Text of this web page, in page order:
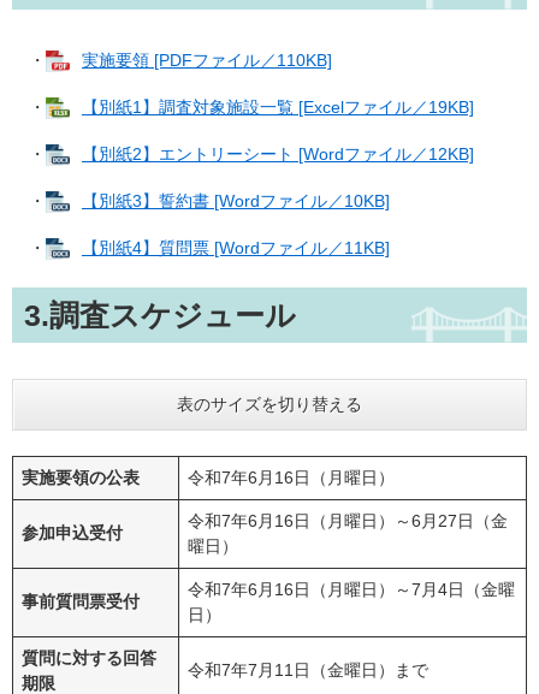
・ 実施要領 [PDFファイル／110KB]
・ 【別紙1】調査対象施設一覧 [Excelファイル／19KB]
・ 【別紙2】エントリーシート [Wordファイル／12KB]
・ 【別紙3】誓約書 [Wordファイル／10KB]
・ 【別紙4】質問票 [Wordファイル／11KB]
3.調査スケジュール
表のサイズを切り替える
実施要領の公表 令和7年6月16日（月曜日）
参加申込受付
令和7年6月16日（月曜日）～6月27日（金
曜日）
事前質問票受付
令和7年6月16日（月曜日）～7月4日（金曜
日）
質問に対する回答
期限
令和7年7月11日（金曜日）まで